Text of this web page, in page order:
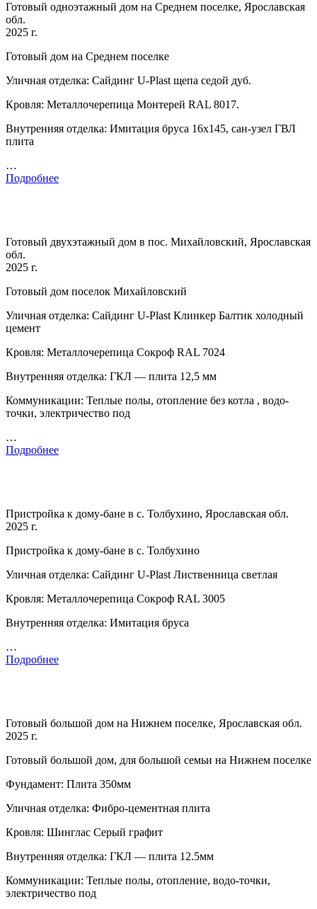
Готовый одноэтажный дом на Среднем поселке, Ярославская
обл.
2025 г.
Готовый дом на Среднем поселке
Уличная отделка: Сайдинг U-Plast щепа седой дуб.
Кровля: Металлочерепица Монтерей RAL 8017.
Внутренняя отделка: Имитация бруса 16х145, сан-узел ГВЛ
плита
…
Подробнее
Готовый двухэтажный дом в пос. Михайловский, Ярославская
обл.
2025 г.
Готовый дом поселок Михайловский
Уличная отделка: Сайдинг U-Plast Клинкер Балтик холодный
цемент
Кровля: Металлочерепица Сокроф RAL 7024
Внутренняя отделка: ГКЛ — плита 12,5 мм
Коммуникации: Теплые полы, отопление без котла , водо-
точки, электричество под
…
Подробнее
Пристройка к дому-бане в с. Толбухино, Ярославская обл.
2025 г.
Пристройка к дому-бане в с. Толбухино
Уличная отделка: Сайдинг U-Plast Лиственница светлая
Кровля: Металлочерепица Сокроф RAL 3005
Внутренняя отделка: Имитация бруса
…
Подробнее
Готовый большой дом на Нижнем поселке, Ярославская обл.
2025 г.
Готовый большой дом, для большой семьи на Нижнем поселке
Фундамент: Плита 350мм
Уличная отделка: Фибро-цементная плита
Кровля: Шинглас Серый графит
Внутренняя отделка: ГКЛ — плита 12.5мм
Коммуникации: Теплые полы, отопление, водо-точки,
электричество под